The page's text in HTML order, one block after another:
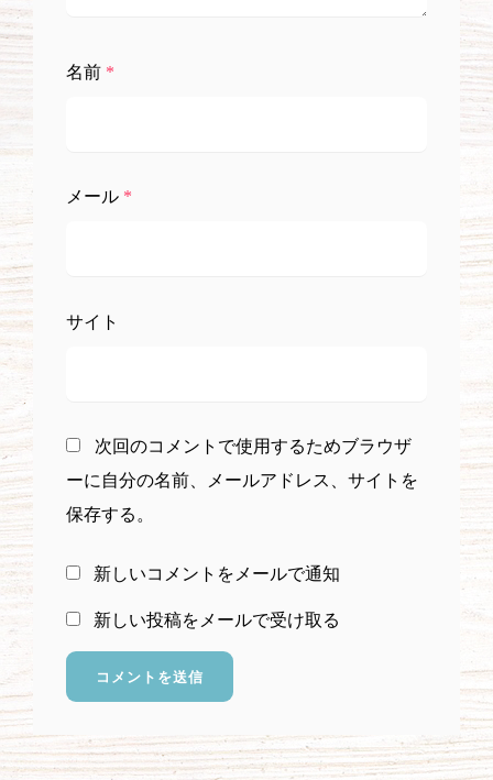
名前 *
メール *
サイト
次回のコメントで使用するためブラウザ
ーに自分の名前、メールアドレス、サイトを
保存する。
新しいコメントをメールで通知
新しい投稿をメールで受け取る